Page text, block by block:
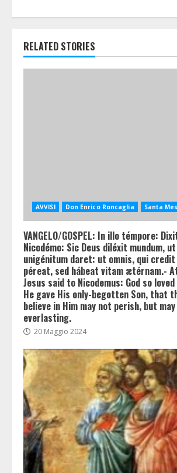
RELATED STORIES
AVVISI Don Enrico Roncaglia Santa
VANGELO/GOSPEL: In illo témpore:
Nicodémo: Sic Deus diléxit mundum,
unigénitum daret: ut omnis, qui credit
péreat, sed hábeat vitam ætérnam.-
Jesus said to Nicodemus: God so
He gave His only-begotten Son, that
believe in Him may not perish, but
everlasting.
20 Maggio 2024